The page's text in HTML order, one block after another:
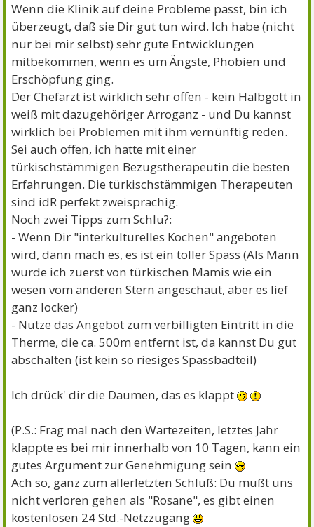
Wenn die Klinik auf deine Probleme passt, bin ich
überzeugt, daß sie Dir gut tun wird. Ich habe (nicht
nur bei mir selbst) sehr gute Entwicklungen
mitbekommen, wenn es um Ängste, Phobien und
Erschöpfung ging.
Der Chefarzt ist wirklich sehr offen - kein Halbgott in
weiß mit dazugehöriger Arroganz - und Du kannst
wirklich bei Problemen mit ihm vernünftig reden.
Sei auch offen, ich hatte mit einer
türkischstämmigen Bezugstherapeutin die besten
Erfahrungen. Die türkischstämmigen Therapeuten
sind idR perfekt zweisprachig.
Noch zwei Tipps zum Schlu?:
- Wenn Dir "interkulturelles Kochen" angeboten
wird, dann mach es, es ist ein toller Spass (Als Mann
wurde ich zuerst von türkischen Mamis wie ein
wesen vom anderen Stern angeschaut, aber es lief
ganz locker)
- Nutze das Angebot zum verbilligten Eintritt in die
Therme, die ca. 500m entfernt ist, da kannst Du gut
abschalten (ist kein so riesiges Spassbadteil)
Ich drück' dir die Daumen, das es klappt
(P.S.: Frag mal nach den Wartezeiten, letztes Jahr
klappte es bei mir innerhalb von 10 Tagen, kann ein
gutes Argument zur Genehmigung sein
Ach so, ganz zum allerletzten Schluß: Du mußt uns
nicht verloren gehen als "Rosane", es gibt einen
kostenlosen 24 Std.-Netzzugang